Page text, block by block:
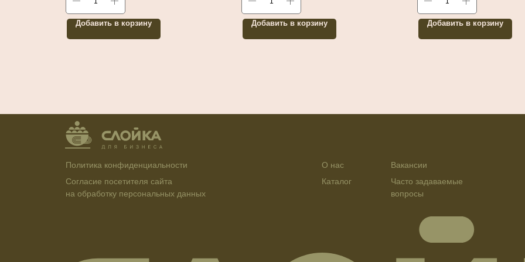
Добавить в корзину Добавить в корзину Добавить в корзину
О нас
Каталог
Вакансии
Часто задаваемые
вопросы
Политика конфиденциальности
Согласие посетителя сайта
на обработку персональных данных